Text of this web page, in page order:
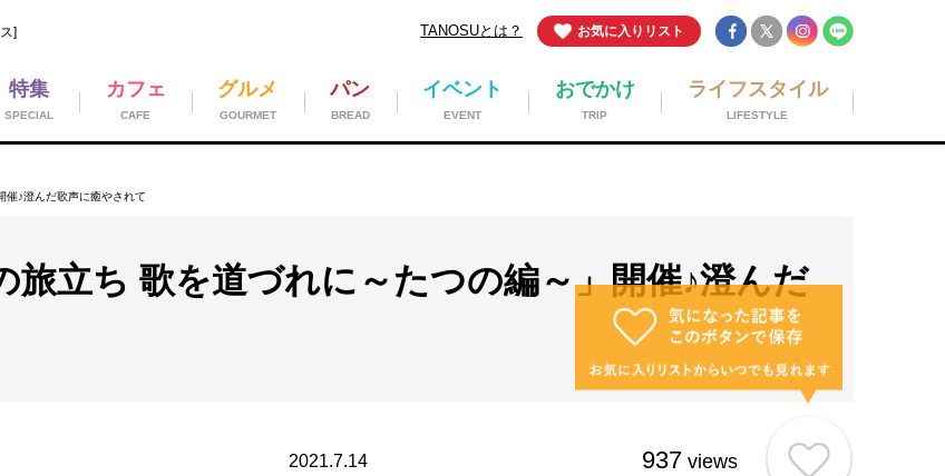
] お気に入りリスト
TANOSUとは？
ライフスタイル
LIFESTYLE
おでかけ
TRIP
イベント
EVENT
パン
BREAD
グルメ
GOURMET
カフェ
CAFE
特集
SPECIAL
催♪澄んだ歌声に癒やされて
旅立ち 歌を道づれに～たつの編～」開催♪澄んだ
2021.7.14 937 views